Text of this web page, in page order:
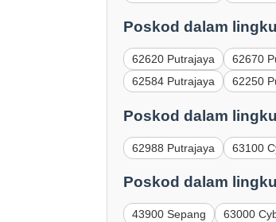
Poskod dalam
62620 Putrajaya 62670
62584 Putrajaya
62250
Poskod dalam
62988 Putrajaya 63100
Poskod dalam
43900 Sepang 63000